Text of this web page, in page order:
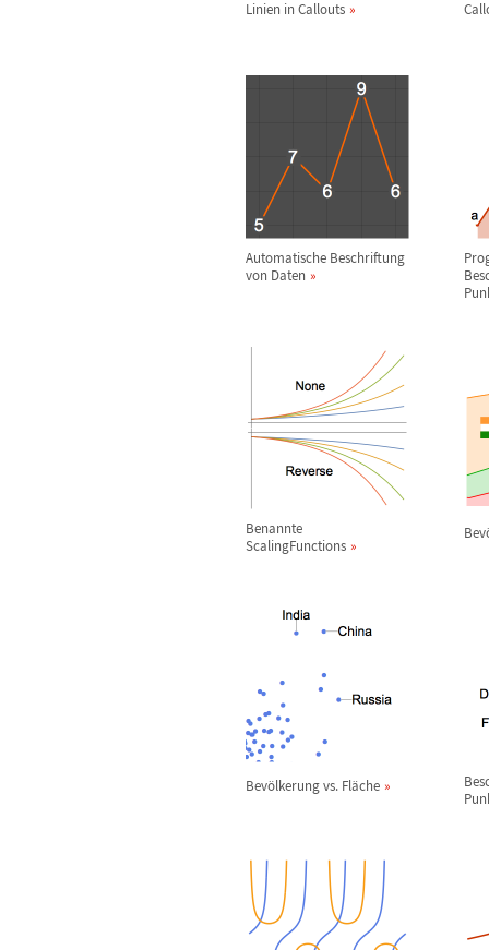
Linien in Callouts
Automatische Beschriftung
von Daten
Benannte
ScalingFunctions
Bev
Bevölkerung vs. Fläche